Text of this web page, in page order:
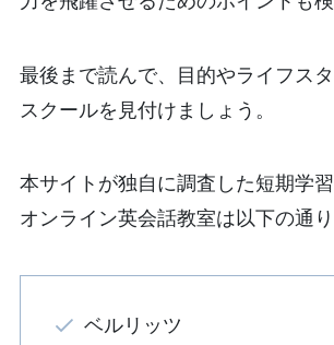
最後まで読んで、目的やライフス
スクールを見付けましょう。
本サイトが独自に調査した短期学
オンライン英会話教室は以下の通り
ベルリッツ